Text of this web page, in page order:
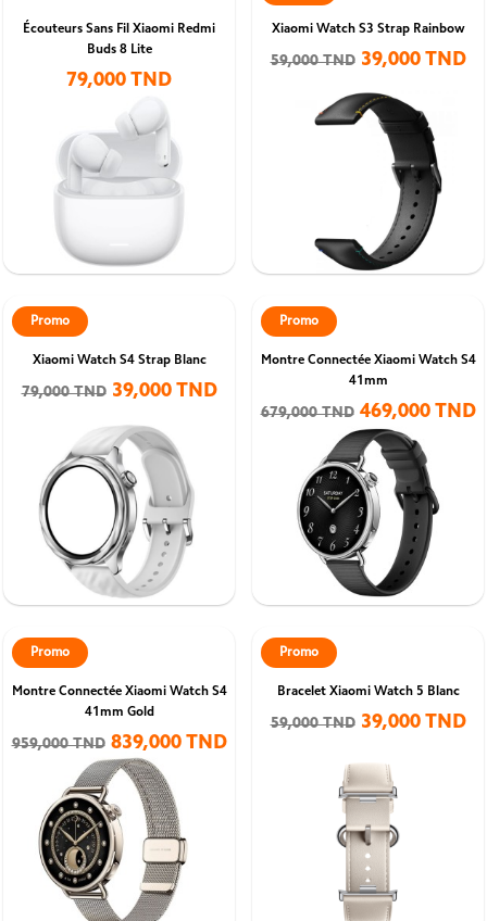
Écouteurs Sans Fil Xiaomi Redmi
Buds 8 Lite
79,000 TND
Xiaomi Watch S3 Strap Rainbow
59,000 TND 39,000 TND
Xiaomi Watch S4 Strap Blanc
79,000 TND 39,000 TND
Promo
Montre Connectée Xiaomi Watch S4
41mm
679,000 TND 469,000 TND
Promo
Montre Connectée Xiaomi Watch S4
41mm Gold
959,000 TND 839,000 TND
Promo
Bracelet Xiaomi Watch 5 Blanc
59,000 TND 39,000 TND
Promo